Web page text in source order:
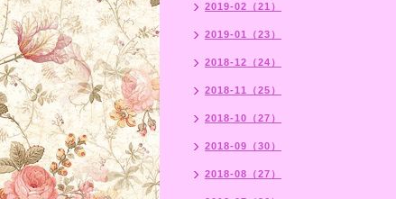
2019-02（21）
2019-01（23）
2018-12（24）
2018-11（25）
2018-10（27）
2018-09（30）
2018-08（27）